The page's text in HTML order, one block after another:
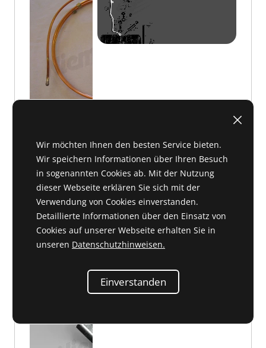
Befestigungsschelle dreifach
153 995 01 22 oder 1539950122
Wir möchten Ihnen den besten Service bieten.
Wir speichern Informationen über Ihren Besuch
in sogenannten Cookies ab. Mit der Nutzung
dieser Webseite erklären Sie sich mit der
Verwendung von Cookies einverstanden.
Detaillierte Informationen über den Einsatz von
Cookies auf unserer Webseite erhalten Sie in
unseren Datenschutzhinweisen.
Einverstanden